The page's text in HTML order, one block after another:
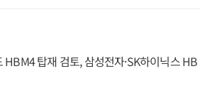
탑재 검토, 삼성전자·SK하이닉스 HB